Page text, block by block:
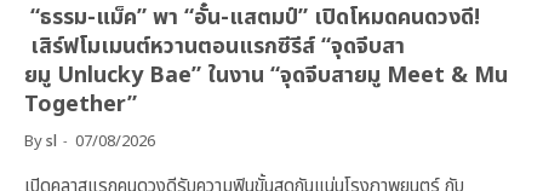
“ธรรม-แม็ค” พา “อั๋น-แสตมป์” เปิดโหมดคนดวงดี!
เสิร์ฟโมเมนต์หวานตอนแรกซีรีส์ “จุดจีบสา
ยมู Unlucky Bae” ในงาน “จุดจีบสายมู Meet & Mu
Together”
Bysl 07/08/2026